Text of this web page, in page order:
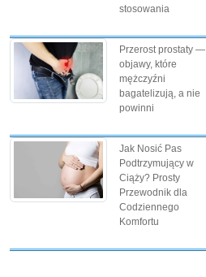
stosowania
Przerost prostaty —
objawy, które
mężczyźni
bagatelizują, a nie
powinni
Jak Nosić Pas
Podtrzymujący w
Ciąży? Prosty
Przewodnik dla
Codziennego
Komfortu